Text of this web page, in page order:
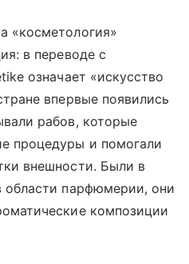
«косметология»
в переводе с
означает «искусство
впервые появились
рабов, которые
процедуры и помогали
внешности. Были в
области парфюмерии, они
композиции